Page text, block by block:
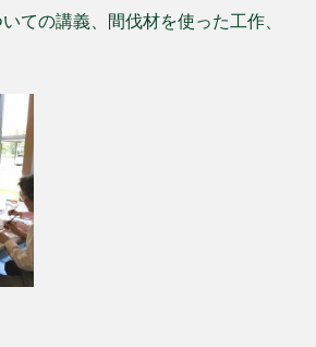
ての講義、間伐材を使った工作、